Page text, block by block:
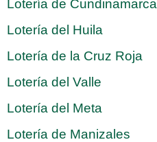
Lotería de Cundinamarca
Lotería del Huila
Lotería de la Cruz Roja
Lotería del Valle
Lotería del Meta
Lotería de Manizales